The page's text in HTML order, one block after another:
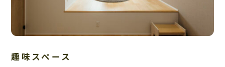
趣味スペース